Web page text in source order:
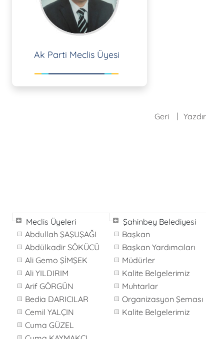
Ak Parti Meclis Üyesi
Geri Yazdır
Meclis Üyeleri
Abdullah ŞAŞUŞAĞI
Abdülkadir SÖKÜCÜ
Ali Gemo ŞİMŞEK
Ali YILDIRIM
Arif GÖRGÜN
Bedia DARICILAR
Cemil YALÇIN
Cuma GÜZEL
Şahinbey Belediyesi
Başkan
Başkan Yardımcıları
Müdürler
Kalite Belgelerimiz
Muhtarlar
Organizasyon Şeması
Kalite Belgelerimiz